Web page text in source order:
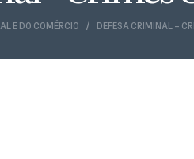
E DO COMÉRCIO DEFESA CRIMINAL –